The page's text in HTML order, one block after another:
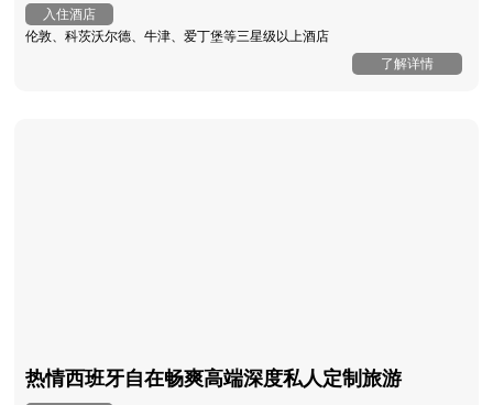
入住酒店
伦敦、科茨沃尔德、牛津、爱丁堡等三星级以上酒店
了解详情
热情西班牙自在畅爽高端深度私人定制旅游